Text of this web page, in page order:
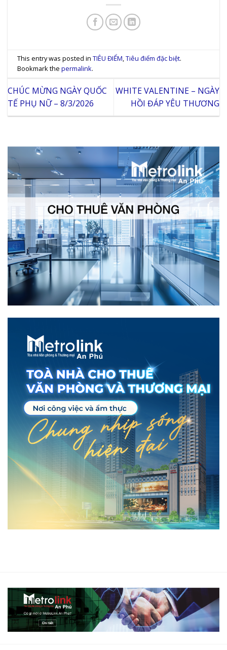
This entry was posted inTIÊU ĐIỂM,Tiêu điểm đặc biệt.
Bookmark thepermalink.
CHÚC MỪNG NGÀY QUỐC
TẾ PHỤ NỮ – 8/3/2026
WHITE VALENTINE – NGÀY
HỒI ĐÁP YÊU THƯƠNG